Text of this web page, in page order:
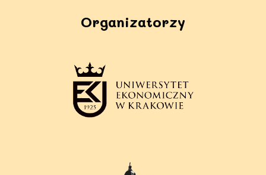
Organizatorzy